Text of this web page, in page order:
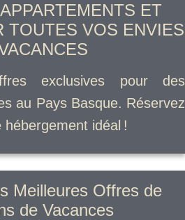
ET
TOUTES VOS ENVIES
exclusives pour des
au Pays Basque. Réservez
idéal !
Meilleures Offres de
de Vacances